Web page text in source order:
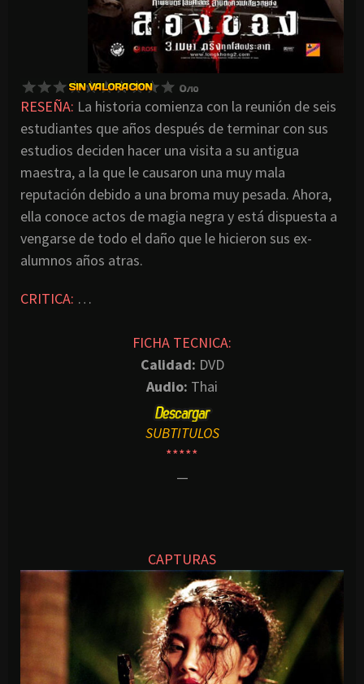
RESEÑA: La historia comienza con la reunión de seis
estudiantes que años después de terminar con sus
estudios deciden hacer una visita a su antigua
maestra, a la que le causaron una muy mala
reputación debido a una broma muy pesada. Ahora,
ella conoce actos de magia negra y está dispuesta a
vengarse de todo el daño que le hicieron sus ex-
alumnos años atras.
CRITICA: …
FICHA TECNICA:
Calidad: DVD
Audio: Thai
SUBTITULOS
*****
—
CAPTURAS